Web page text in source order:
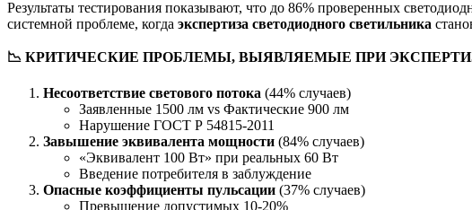
Результаты тестирования показывают, что до 86% проверенных
системной проблеме, когда экспертиза светодиодного светильника
📉 КРИТИЧЕСКИЕ ПРОБЛЕМЫ, ВЫЯВЛЯЕМЫЕ ПРИ
Несоответствие светового потока (44% случаев)
Заявленные 1500 лм vs Фактические 900 лм
Нарушение ГОСТ Р 54815-2011
Завышение эквивалента мощности (84% случаев)
«Эквивалент 100 Вт» при реальных 60 Вт
Введение потребителя в заблуждение
Опасные коэффициенты пульсации (37% случаев)
Превышение допустимых 10-20%